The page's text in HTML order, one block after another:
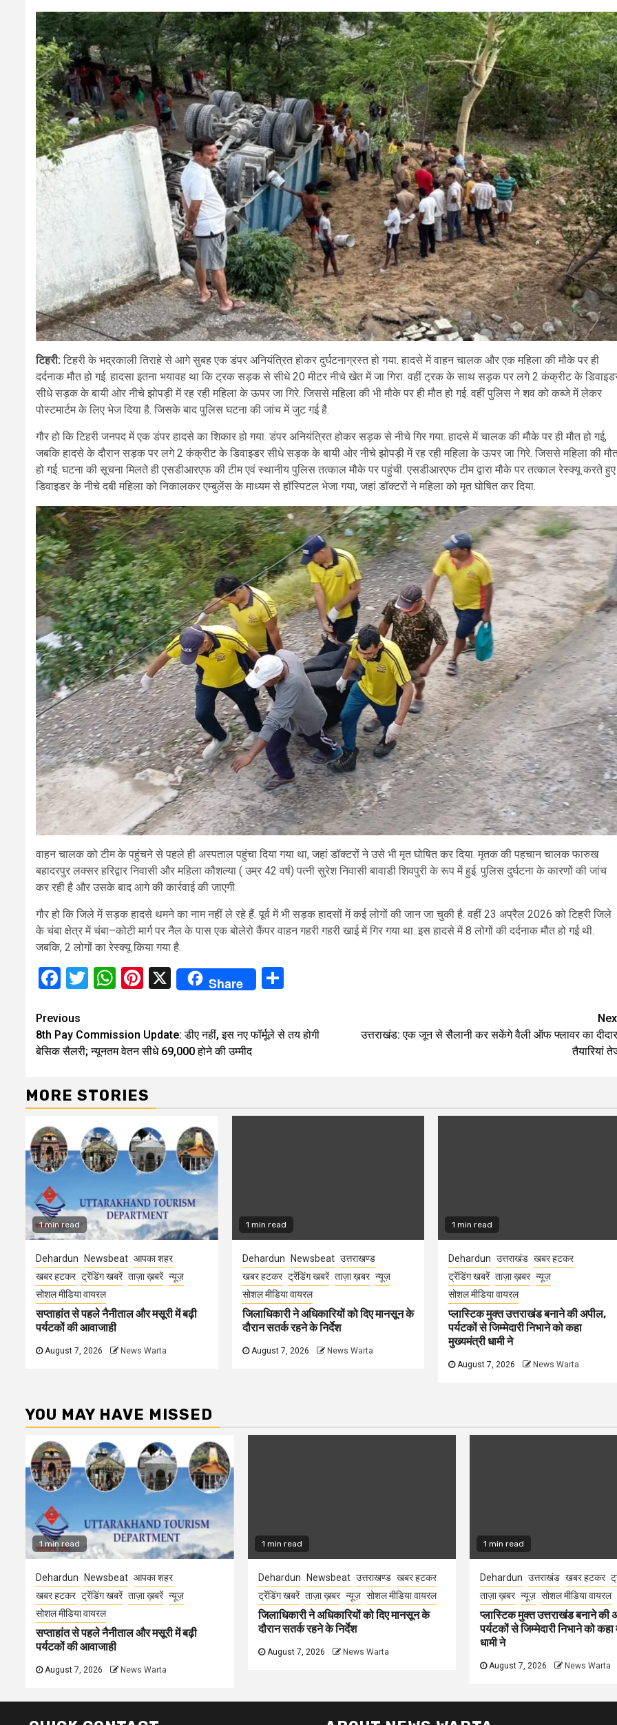
टिहरी: टिहरी के भद्रकाली तिराहे से आगे सुबह एक डंपर अनियंत्रित होकर दुर्घटनाग्रस्त हो गया. हादसे में वाहन चालक और एक महिला की मौके पर ही
दर्दनाक मौत हो गई. हादसा इतना भयावह था कि ट्रक सड़क से सीधे 20 मीटर नीचे खेत में जा गिरा. वहीं ट्रक के साथ सड़क पर लगे 2 कंक्रीट के
सीधे सड़क के बायी ओर नीचे झोपड़ी में रह रही महिला के ऊपर जा गिरे. जिससे महिला की भी मौके पर ही मौत हो गई. वहीं पुलिस ने शव को कब्जे में लेकर
पोस्टमार्टम के लिए भेज दिया है. जिसके बाद पुलिस घटना की जांच में जुट गई है.
गौर हो कि टिहरी जनपद में एक डंपर हादसे का शिकार हो गया. डंपर अनियंत्रित होकर सड़क से नीचे गिर गया. हादसे में चालक की मौके पर ही मौत हो गई,
जबकि हादसे के दौरान सड़क पर लगे 2 कंक्रीट के डिवाइडर सीधे सड़क के बायी ओर नीचे झोपड़ी में रह रही महिला के ऊपर जा गिरे. जिससे महिला की
हो गई. घटना की सूचना मिलते ही एसडीआरएफ की टीम एवं स्थानीय पुलिस तत्काल मौके पर पहुंची. एसडीआरएफ टीम द्वारा मौके पर तत्काल रेस्क्यू करते हुए
डिवाइडर के नीचे दबी महिला को निकालकर एम्बुलेंस के माध्यम से हॉस्पिटल भेजा गया, जहां डॉक्टरों ने महिला को मृत घोषित कर दिया.
वाहन चालक को टीम के पहुंचने से पहले ही अस्पताल पहुंचा दिया गया था, जहां डॉक्टरों ने उसे भी मृत घोषित कर दिया. मृतक की पहचान चालक फारुख
बहादरपुर लक्सर हरिद्वार निवासी और महिला कौशल्या ( उम्र 42 वर्ष) पत्नी सुरेश निवासी बावाडी शिवपुरी के रूप में हुई. पुलिस दुर्घटना के कारणों की जांच
कर रही है और उसके बाद आगे की कार्रवाई की जाएगी.
गौर हो कि जिले में सड़क हादसे थमने का नाम नहीं ले रहे हैं. पूर्व में भी सड़क हादसों में कई लोगों की जान जा चुकी है. वहीं 23 अप्रैल 2026 को टिहरी जिले
के चंबा क्षेत्र में चंबा–कोटी मार्ग पर नैल के पास एक बोलेरो कैंपर वाहन गहरी गहरी खाई में गिर गया था. इस हादसे में 8 लोगों की दर्दनाक मौत हो गई थी.
जबकि, 2 लोगों का रेस्क्यू किया गया है.
Facebook
Twitter
WhatsApp
Pinterest
X Share
Continue
Reading
Previous
8th Pay Commission Update: डीए नहीं, इस नए फॉर्मूले से तय होगी
बेसिक सैलरी; न्यूनतम वेतन सीधे ₹69,000 होने की उम्मीद
उत्तराखंड: एक जून से सैलानी कर सकेंगे वैली ऑफ फ्लावर का
तैयारियां
MORE STORIES
1 min read
Dehardun Newsbeat आपका शहर
खबर हटकर ट्रेंडिंग खबरें ताज़ा ख़बरें न्यूज़
सोशल मीडिया वायरल
सप्ताहांत से पहले नैनीताल और मसूरी में बढ़ी
पर्यटकों की आवाजाही
August 7, 2026 News Warta
1 min read
Dehardun Newsbeat उत्तराखण्ड
खबर हटकर ट्रेंडिंग खबरें ताज़ा ख़बर न्यूज़
सोशल मीडिया वायरल
जिलाधिकारी ने अधिकारियों को दिए मानसून के
दौरान सतर्क रहने के निर्देश
August 7, 2026 News Warta
1 min read
Dehardun उत्तराखंड खबर हटकर
ट्रेंडिंग खबरें ताज़ा ख़बर न्यूज़
सोशल मीडिया वायरल
प्लास्टिक मुक्त उत्तराखंड बनाने की अपील,
पर्यटकों से जिम्मेदारी निभाने को कहा
मुख्यमंत्री धामी ने
August 7, 2026 News Warta
YOU MAY HAVE MISSED
1 min read
Dehardun Newsbeat आपका शहर
खबर हटकर ट्रेंडिंग खबरें ताज़ा ख़बरें न्यूज़
सोशल मीडिया वायरल
सप्ताहांत से पहले नैनीताल और मसूरी में बढ़ी
पर्यटकों की आवाजाही
August 7, 2026 News Warta
1 min read
Dehardun Newsbeat उत्तराखण्ड खबर हटकर
ट्रेंडिंग खबरें ताज़ा ख़बर न्यूज़ सोशल मीडिया वायरल
जिलाधिकारी ने अधिकारियों को दिए मानसून के
दौरान सतर्क रहने के निर्देश
August 7, 2026 News Warta
1 min read
Dehardun उत्तराखंड खबर हटकर
ताज़ा ख़बर न्यूज़ सोशल मीडिया वायरल
प्लास्टिक मुक्त उत्तराखंड बनाने की
पर्यटकों से जिम्मेदारी निभाने को
धामी ने
August 7, 2026 News Warta